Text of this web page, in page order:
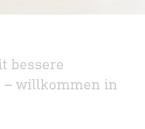
bessere
– willkommen in